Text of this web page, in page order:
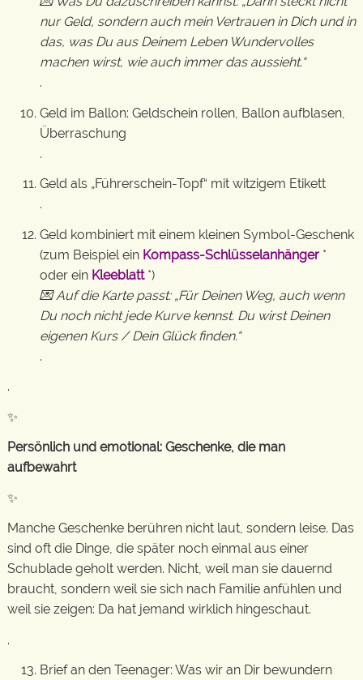
nur Geld, sondern auch mein Vertrauen in Dich und in
das, was Du aus Deinem Leben Wundervolles
machen wirst, wie auch immer das aussieht.“
.
Geld im Ballon: Geldschein rollen, Ballon aufblasen,
Überraschung
.
Geld als „Führerschein-Topf“ mit witzigem Etikett
.
Geld kombiniert mit einem kleinen Symbol-Geschenk
(zum Beispiel ein Kompass-Schlüsselanhänger *
oder ein Kleeblatt*)
💌 Auf die Karte passt: „Für Deinen Weg, auch wenn
Du noch nicht jede Kurve kennst. Du wirst Deinen
eigenen Kurs / Dein Glück finden.“
.
.
✨
Persönlich und emotional: Geschenke, die man
aufbewahrt
✨
Manche Geschenke berühren nicht laut, sondern leise. Das
sind oft die Dinge, die später noch einmal aus einer
Schublade geholt werden. Nicht, weil man sie dauernd
braucht, sondern weil sie sich nach Familie anfühlen und
weil sie zeigen: Da hat jemand wirklich hingeschaut.
.
Brief an den Teenager: Was wir an Dir bewundern